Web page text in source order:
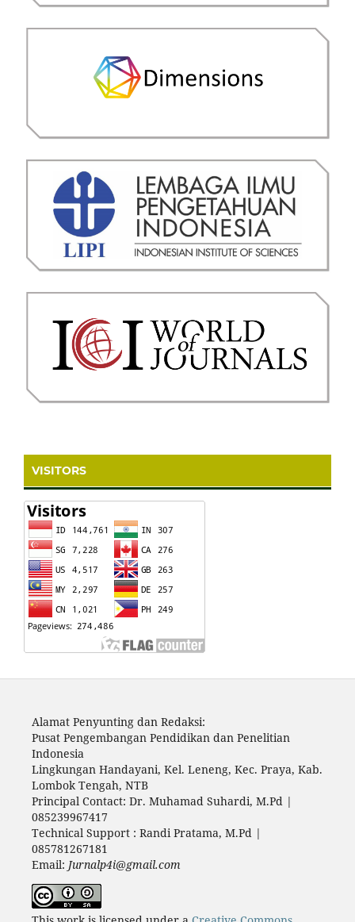
VISITORS
Alamat Penyunting dan Redaksi:
Pusat Pengembangan Pendidikan dan Penelitian
Indonesia
Lingkungan Handayani, Kel. Leneng, Kec. Praya, Kab.
Lombok Tengah, NTB
Principal Contact: Dr. Muhamad Suhardi, M.Pd |
085239967417
Technical Support : Randi Pratama, M.Pd |
085781267181
Email: Jurnalp4i@gmail.com